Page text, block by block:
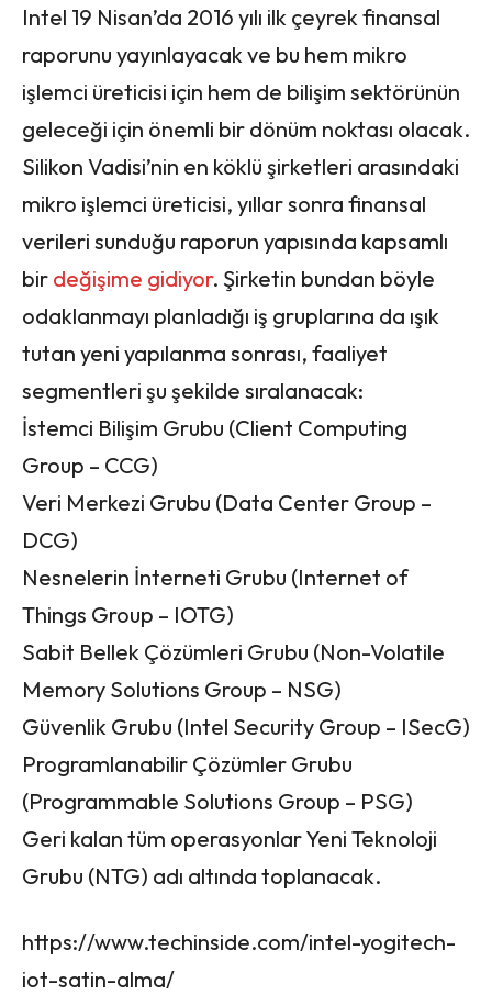
Intel 19 Nisan’da 2016 yılı ilk çeyrek finansal
raporunu yayınlayacak ve bu hem mikro
işlemci üreticisi için hem de bilişim sektörünün
geleceği için önemli bir dönüm noktası olacak.
Silikon Vadisi’nin en köklü şirketleri arasındaki
mikro işlemci üreticisi, yıllar sonra finansal
verileri sunduğu raporun yapısında kapsamlı
bir değişime gidiyor. Şirketin bundan böyle
odaklanmayı planladığı iş gruplarına da ışık
tutan yeni yapılanma sonrası, faaliyet
segmentleri şu şekilde sıralanacak:
İstemci Bilişim Grubu (Client Computing
Group – CCG)
Veri Merkezi Grubu (Data Center Group –
DCG)
Nesnelerin İnterneti Grubu (Internet of
Things Group – IOTG)
Sabit Bellek Çözümleri Grubu (Non-Volatile
Memory Solutions Group – NSG)
Güvenlik Grubu (Intel Security Group – ISecG)
Programlanabilir Çözümler Grubu
(Programmable Solutions Group – PSG)
Geri kalan tüm operasyonlar Yeni Teknoloji
Grubu (NTG) adı altında toplanacak.
https://www.techinside.com/intel-yogitech-
iot-satin-alma/